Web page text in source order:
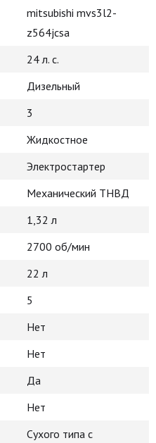
mitsubishi mvs3l2-
z564jcsa
24 л. с.
Дизельный
3
Жидкостное
Электростартер
Механический ТНВД
1,32 л
2700 об/мин
22 л
5
Нет
Нет
Да
Нет
Сухого типа с